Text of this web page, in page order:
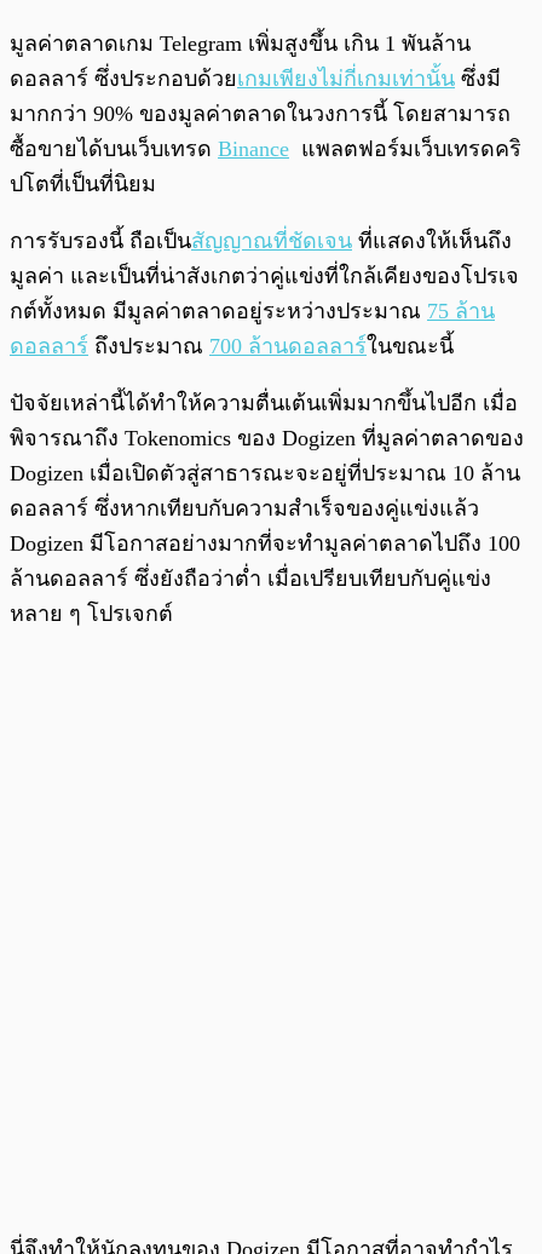
มูลค่าตลาดเกม Telegram เพิ่มสูงขึ้น เกิน 1 พันล้าน
ดอลลาร์ ซึ่งประกอบด้วยเกมเพียงไม่กี่เกมเท่านั้น ซึ่งมี
มากกว่า 90% ของมูลค่าตลาดในวงการนี้ โดยสามารถ
ซื้อขายได้บนเว็บเทรด Binance แพลตฟอร์มเว็บเทรดคริ
ปโตที่เป็นที่นิยม
การรับรองนี้ ถือเป็นสัญญาณที่ชัดเจน ที่แสดงให้เห็นถึง
มูลค่า และเป็นที่น่าสังเกตว่าคู่แข่งที่ใกล้เคียงของโปรเจ
กต์ทั้งหมด มีมูลค่าตลาดอยู่ระหว่างประมาณ 75 ล้าน
ดอลลาร์ ถึงประมาณ 700 ล้านดอลลาร์ในขณะนี้
ปัจจัยเหล่านี้ได้ทำให้ความตื่นเต้นเพิ่มมากขึ้นไปอีก เมื่อ
พิจารณาถึง Tokenomics ของ Dogizen ที่มูลค่าตลาดของ
Dogizen เมื่อเปิดตัวสู่สาธารณะจะอยู่ที่ประมาณ 10 ล้าน
ดอลลาร์ ซึ่งหากเทียบกับความสำเร็จของคู่แข่งแล้ว
Dogizen มีโอกาสอย่างมากที่จะทำมูลค่าตลาดไปถึง 100
ล้านดอลลาร์ ซึ่งยังถือว่าต่ำ เมื่อเปรียบเทียบกับคู่แข่ง
หลาย ๆ โปรเจกต์